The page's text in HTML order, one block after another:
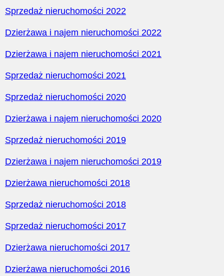
Sprzedaż nieruchomości 2022
Dzierżawa i najem nieruchomości 2022
Dzierżawa i najem nieruchomości 2021
Sprzedaż nieruchomości 2021
Sprzedaż nieruchomości 2020
Dzierżawa i najem nieruchomości 2020
Sprzedaż nieruchomości 2019
Dzierżawa i najem nieruchomości 2019
Dzierżawa nieruchomości 2018
Sprzedaż nieruchomości 2018
Sprzedaż nieruchomości 2017
Dzierżawa nieruchomości 2017
Dzierżawa nieruchomości 2016